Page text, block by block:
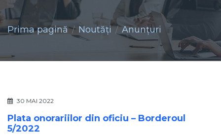
Prima pagină Noutăţi Anunţuri
30 MAI 2022
Plata onorariilor din oficiu – Borderoul
5/2022